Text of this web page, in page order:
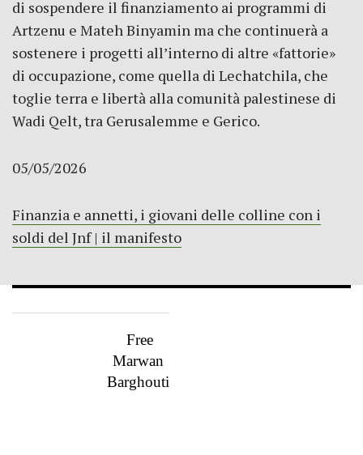
di sospendere il finanziamento ai programmi di
Artzenu e Mateh Binyamin ma che continuerà a
sostenere i progetti all’interno di altre «fattorie»
di occupazione, come quella di Lechatchila, che
toglie terra e libertà alla comunità palestinese di
Wadi Qelt, tra Gerusalemme e Gerico.
05/05/2026
Finanzia e annetti, i giovani delle colline con i
soldi del Jnf | il manifesto
Free
Marwan
Barghouti